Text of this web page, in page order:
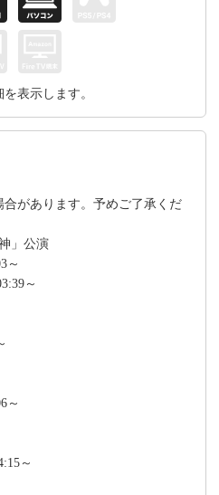
表示します。
があります。予めご了承くだ
」公演
～
～
～
～